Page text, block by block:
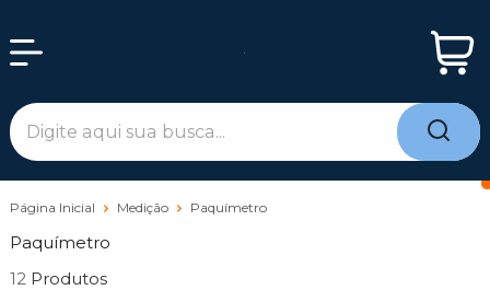
Página Inicial Medição Paquímetro
Paquímetro
12